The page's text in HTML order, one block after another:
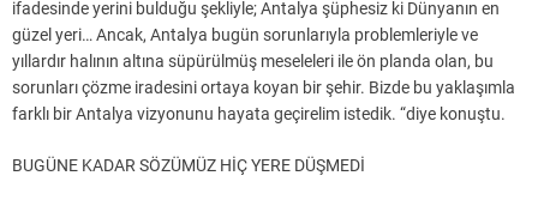
ifadesinde yerini bulduğu şekliyle; Antalya şüphesiz ki Dünyanın en
güzel yeri… Ancak, Antalya bugün sorunlarıyla problemleriyle ve
yıllardır halının altına süpürülmüş meseleleri ile ön planda olan, bu
sorunları çözme iradesini ortaya koyan bir şehir. Bizde bu yaklaşımla
farklı bir Antalya vizyonunu hayata geçirelim istedik. “diye konuştu.
BUGÜNE KADAR SÖZÜMÜZ HİÇ YERE DÜŞMEDİ